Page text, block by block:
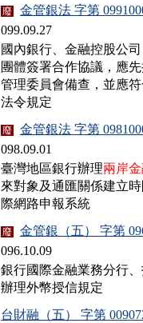
廢
金管銀法 字第
099.09.27
國內銀行、金融控股公
團體簽署合作協議，應
管理委員會備查，並應
廢
金管銀法 字第
098.09.01
臺灣地區銀行辦理兩岸
來對象及通匯關係建立
際網路申報系統
廢
金管銀（五） 字第
096.10.09
銀行國際金融業務分行
台財融（五） 字第